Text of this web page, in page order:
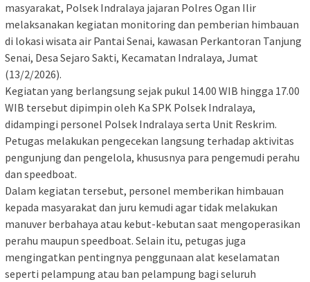
masyarakat, Polsek Indralaya jajaran Polres Ogan Ilir
melaksanakan kegiatan monitoring dan pemberian himbauan
di lokasi wisata air Pantai Senai, kawasan Perkantoran Tanjung
Senai, Desa Sejaro Sakti, Kecamatan Indralaya, Jumat
(13/2/2026).
Kegiatan yang berlangsung sejak pukul 14.00 WIB hingga 17.00
WIB tersebut dipimpin oleh Ka SPK Polsek Indralaya,
didampingi personel Polsek Indralaya serta Unit Reskrim.
Petugas melakukan pengecekan langsung terhadap aktivitas
pengunjung dan pengelola, khususnya para pengemudi perahu
dan speedboat.
Dalam kegiatan tersebut, personel memberikan himbauan
kepada masyarakat dan juru kemudi agar tidak melakukan
manuver berbahaya atau kebut-kebutan saat mengoperasikan
perahu maupun speedboat. Selain itu, petugas juga
mengingatkan pentingnya penggunaan alat keselamatan
seperti pelampung atau ban pelampung bagi seluruh